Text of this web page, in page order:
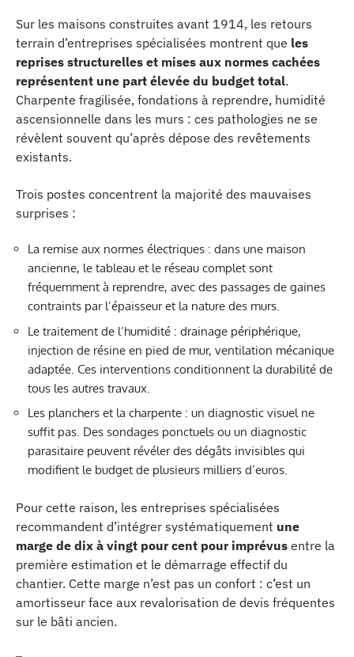
Sur les maisons construites avant 1914, les retours
terrain d’entreprises spécialisées montrent que les
reprises structurelles et mises aux normes cachées
représentent une part élevée du budget total.
Charpente fragilisée, fondations à reprendre, humidité
ascensionnelle dans les murs : ces pathologies ne se
révèlent souvent qu’après dépose des revêtements
existants.
Trois postes concentrent la majorité des mauvaises
surprises :
La remise aux normes électriques : dans une maison
ancienne, le tableau et le réseau complet sont
fréquemment à reprendre, avec des passages de gaines
contraints par l’épaisseur et la nature des murs.
Le traitement de l’humidité : drainage périphérique,
injection de résine en pied de mur, ventilation mécanique
adaptée. Ces interventions conditionnent la durabilité de
tous les autres travaux.
Les planchers et la charpente : un diagnostic visuel ne
suffit pas. Des sondages ponctuels ou un diagnostic
parasitaire peuvent révéler des dégâts invisibles qui
modifient le budget de plusieurs milliers d’euros.
Pour cette raison, les entreprises spécialisées
recommandent d’intégrer systématiquement une
marge de dix à vingt pour cent pour imprévus entre la
première estimation et le démarrage effectif du
chantier. Cette marge n’est pas un confort : c’est un
amortisseur face aux revalorisation de devis fréquentes
sur le bâti ancien.